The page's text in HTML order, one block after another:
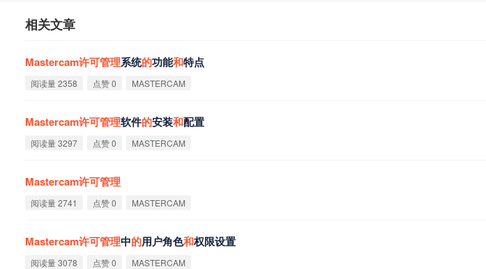
相关文章
Mastercam许可管理系统的功能和特点
阅读量 2358 点赞 0 MASTERCAM
Mastercam许可管理软件的安装和配置
阅读量 3297 点赞 0 MASTERCAM
Mastercam许可管理
阅读量 2741 点赞 0 MASTERCAM
Mastercam许可管理中的用户角色和权限设置
阅读量 3078 点赞 0 MASTERCAM